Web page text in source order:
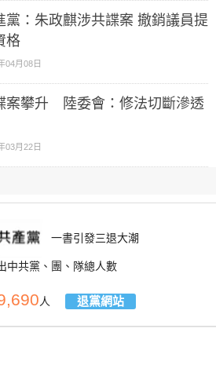
黨：朱政麒涉共諜案 撤銷議員提
格
04月08日
案攀升 陸委會：修法切斷滲透
03月22日
一書引發三退大潮
中共黨、團、隊總人數
人 退黨網站